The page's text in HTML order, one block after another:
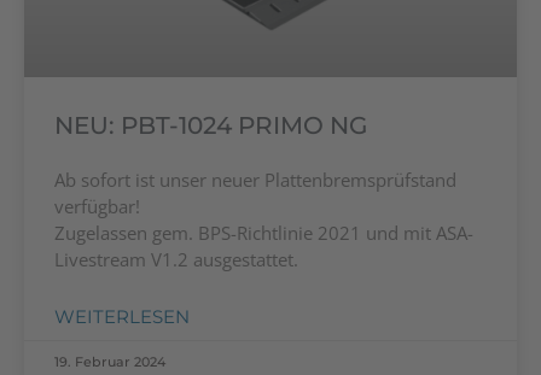
NEU: PBT-1024 PRIMO NG
Ab sofort ist unser neuer Plattenbremsprüfstand
verfügbar!
Zugelassen gem. BPS-Richtlinie 2021 und mit ASA-
Livestream V1.2 ausgestattet.
WEITERLESEN
19. Februar 2024